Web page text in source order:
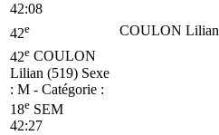
42:08
42e COULON Lilian
42e COULON
Lilian (519) Sexe
: M - Catégorie :
18e SEM
42:27